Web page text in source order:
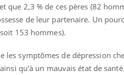
que 2,3 % de ces pères (82
de leur partenaire. Un
153 hommes).
les symptômes de dépression
qu'à un mauvais état de